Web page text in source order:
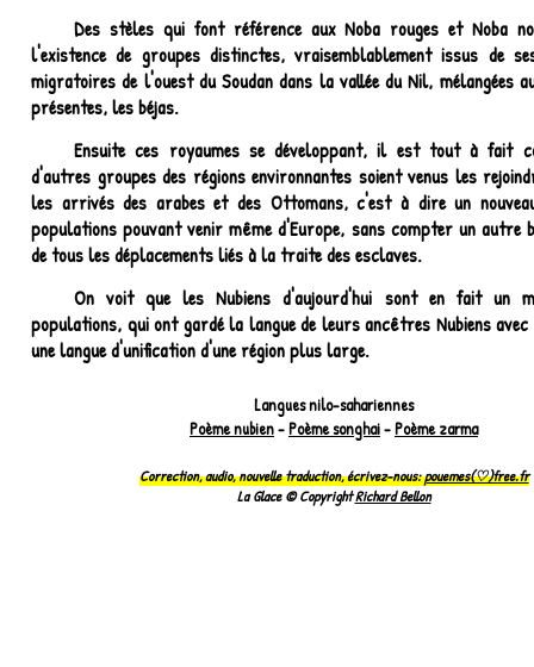
Des stèles qui font référence aux Noba rouges et Noba
l'existence de groupes distinctes, vraisemblablement issus de
migratoires de l'ouest du Soudan dans la vallée du Nil, mélangées
présentes, les béjas.
Ensuite ces royaumes se développant, il est tout à fait
d'autres groupes des régions environnantes soient venus les
les arrivés des arabes et des Ottomans, c'est à dire un
populations pouvant venir même d'Europe, sans compter un autre
de tous les déplacements liés à la traite des esclaves.
On voit que les Nubiens d'aujourd'hui sont en fait un
populations, qui ont gardé la langue de leurs ancêtres Nubiens avec
une langue d'unification d'une région plus large.
Langues nilo-sahariennes
Poème nubien-Poème songhai-Poème zarma
Correction, audio, nouvelle traduction, écrivez-nous:pouemes(♡)free.fr
La Glace © CopyrightRichard Bellon